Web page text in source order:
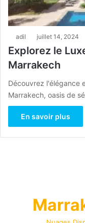
adil juillet 14, 2024
Explorez le
Marrakech
Découvrez l'élégance
Marrakech, oasis de
En savoir plus